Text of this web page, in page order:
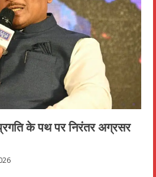
के पथ पर निरंतर अग्रसर